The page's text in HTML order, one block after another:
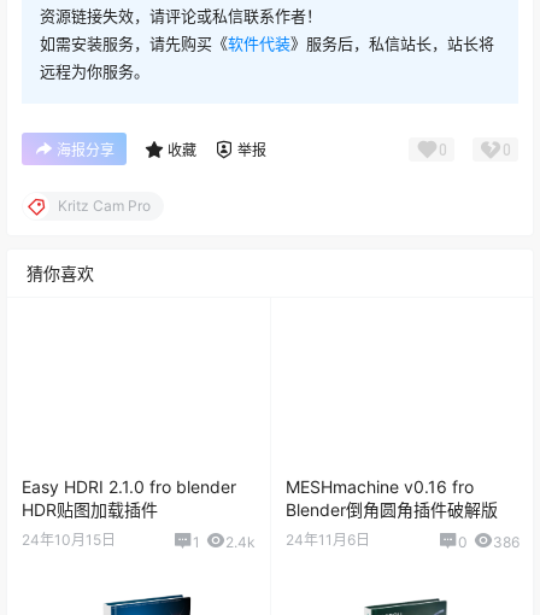
资源链接失效，请评论或私信联系作者！
如需安装服务，请先购买《软件代装》服务后，私信站长，站长将
远程为你服务。
海报分享 收藏 举报 0 0
Kritz Cam Pro
猜你喜欢
Easy HDRI 2.1.0 fro blender
HDR贴图加载插件
24年10月15日 1 2.4k
MESHmachine v0.16 fro
Blender倒角圆角插件破解版
24年11月6日 0 386